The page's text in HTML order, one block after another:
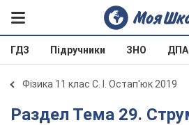
ГДЗ Підручники ЗНО ДПА
Фізика 11 клас С. І. Остап'юк 2019
Раздел Тема 29. Струм у різних